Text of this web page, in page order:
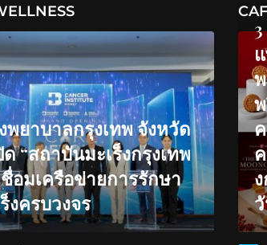
พยาบาลกรุงเทพ จังหวัด
“สถาบันมะเร็งกรุงเทพ
ชื่อมเครือข่ายการรักษา
งครบวงจร